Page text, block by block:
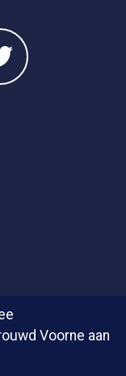
Voorne aan